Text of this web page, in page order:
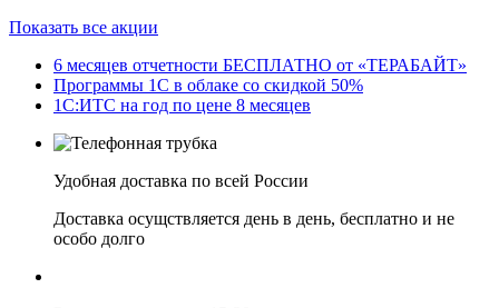
Показать все акции
6 месяцев отчетности БЕСПЛАТНО от «ТЕРАБАЙТ»
Программы 1С в облаке со скидкой 50%
1С:ИТС на год по цене 8 месяцев
Удобная доставка по всей России
Доставка осущствляется день в день, бесплатно и не
особо долго